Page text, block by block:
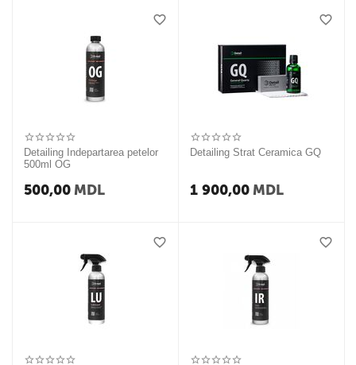
Detailing Indepartarea petelor
500ml OG
500,00 MDL
Detailing Strat Ceramica GQ
1 900,00 MDL